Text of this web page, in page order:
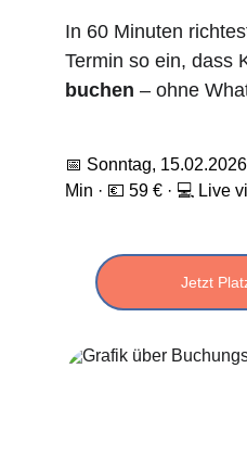
In 60 Minuten
Termin so ein, dass
buchen – ohne
📅 Sonntag,
Min · 💶 59 € · 💻 Live
Jetzt